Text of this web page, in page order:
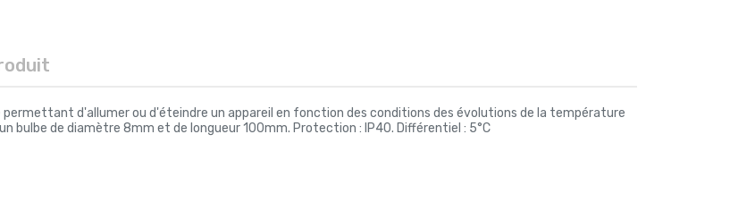
d'allumer ou d'éteindre un appareil en fonction des conditions des évolutions de la température
bulbe de diamètre 8mm et de longueur 100mm. Protection : IP40. Différentiel : 5°C